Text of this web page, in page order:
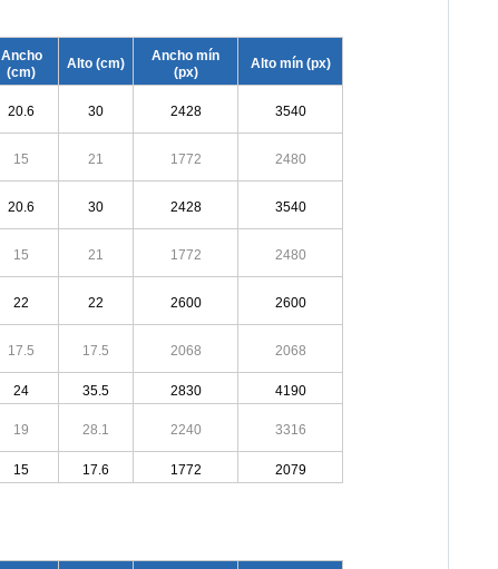
Ancho
(cm)
Alto (cm)
Ancho mín
(px)
Alto mín (px)
20.6 30 2428 3540
15 21 1772 2480
20.6 30 2428 3540
15 21 1772 2480
22 22 2600 2600
17.5 17.5 2068 2068
24 35.5 2830
4190
19 28.1 2240 3316
15 17.6 1772 2079